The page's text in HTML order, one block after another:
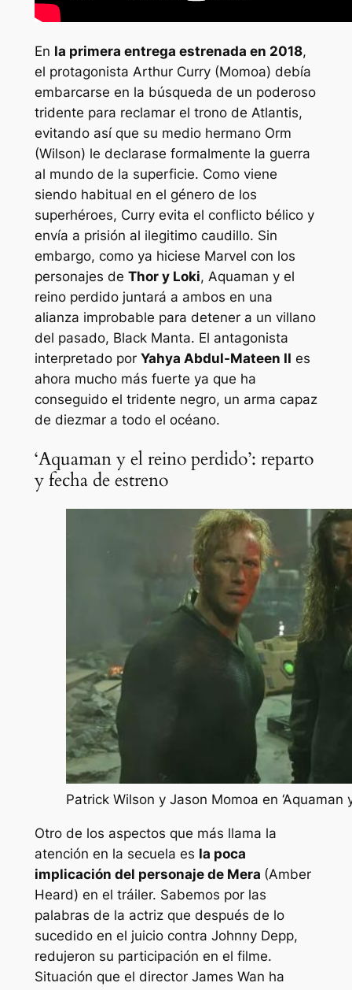
En la primera entrega estrenada en 2018,
el protagonista Arthur Curry (Momoa) debía
embarcarse en la búsqueda de un poderoso
tridente para reclamar el trono de Atlantis,
evitando así que su medio hermano Orm
(Wilson) le declarase formalmente la guerra
al mundo de la superficie. Como viene
siendo habitual en el género de los
superhéroes, Curry evita el conflicto bélico y
envía a prisión al ilegitimo caudillo. Sin
embargo, como ya hiciese Marvel con los
personajes de Thor y Loki, Aquaman y el
reino perdido juntará a ambos en una
alianza improbable para detener a un villano
del pasado, Black Manta. El antagonista
interpretado por Yahya Abdul-Mateen II es
ahora mucho más fuerte ya que ha
conseguido el tridente negro, un arma capaz
de diezmar a todo el océano.
‘Aquaman y el reino perdido’: reparto
y fecha de estreno
Patrick Wilson y Jason Momoa en ‘Aquaman
Otro de los aspectos que más llama la
atención en la secuela es la poca
implicación del personaje de Mera (Amber
Heard) en el tráiler. Sabemos por las
palabras de la actriz que después de lo
sucedido en el juicio contra Johnny Depp,
redujeron su participación en el filme.
Situación que el director James Wan ha